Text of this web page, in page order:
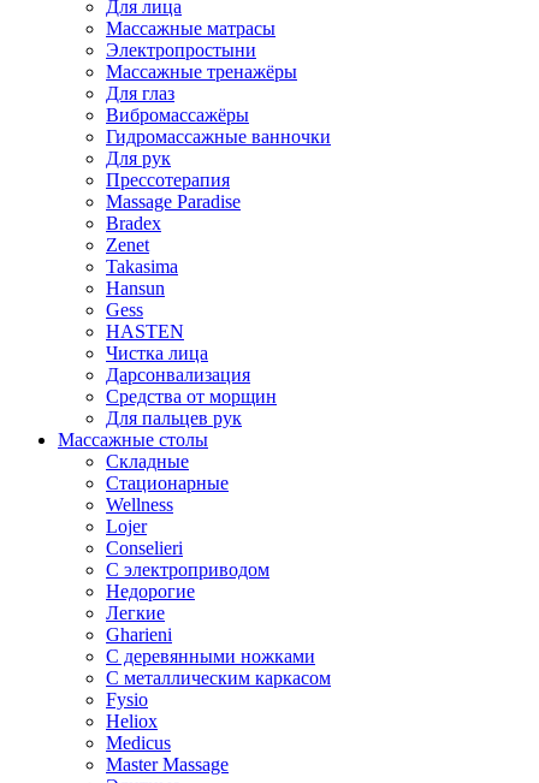
Для лица
Массажные матрасы
Электропростыни
Массажные тренажёры
Для глаз
Вибромассажёры
Гидромассажные ванночки
Для рук
Прессотерапия
Massage Paradise
Bradex
Zenet
Takasima
Hansun
Gess
HASTEN
Чистка лица
Дарсонвализация
Средства от морщин
Для пальцев рук
Массажные столы
Складные
Стационарные
Wellness
Lojer
Conselieri
С электроприводом
Недорогие
Легкие
Gharieni
С деревянными ножками
С металлическим каркасом
Fysio
Heliox
Medicus
Master Massage